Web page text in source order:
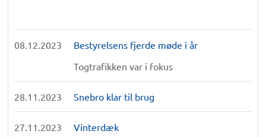
08.12.2023
Bestyrelsens fjerde møde i år
Togtrafikken var i fokus
28.11.2023 Snebro klar til brug
27.11.2023 Vinterdæk